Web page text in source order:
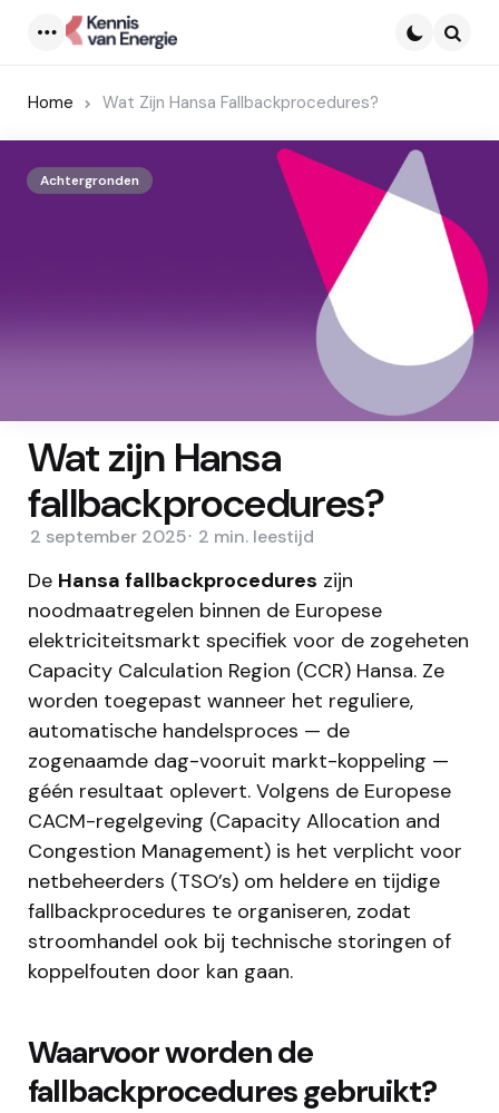
Home Wat Zijn Hansa Fallbackprocedures?
Achtergronden
Wat zijn Hansa
fallbackprocedures?
2 september 2025 2 min. leestijd
De Hansa fallbackprocedures zijn
noodmaatregelen binnen de Europese
elektriciteitsmarkt specifiek voor de zogeheten
Capacity Calculation Region (CCR) Hansa. Ze
worden toegepast wanneer het reguliere,
automatische handelsproces — de
zogenaamde dag-vooruit markt-koppeling —
géén resultaat oplevert. Volgens de Europese
CACM-regelgeving (Capacity Allocation and
Congestion Management) is het verplicht voor
netbeheerders (TSO’s) om heldere en tijdige
fallbackprocedures te organiseren, zodat
stroomhandel ook bij technische storingen of
koppelfouten door kan gaan.
Waarvoor worden de
fallbackprocedures gebruikt?